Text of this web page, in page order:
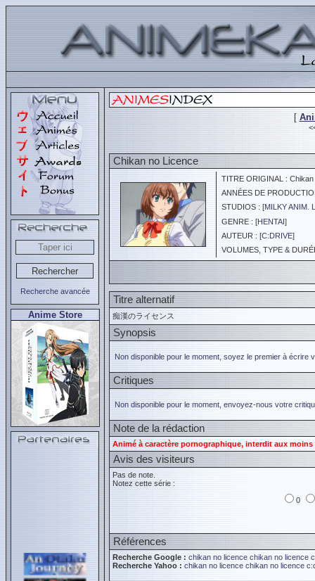
Recherche avancée
Anime Store
[
Chikan no Licence
TITRE ORIGINAL :
ANNÉES DE
STUDIOS : [MILKY ANIM.
GENRE : [HENTAI]
AUTEUR : [C:DRIVE]
VOLUMES, TYPE &
Titre alternatif
痴漢のライセンス
Synopsis
Non disponible pour le moment, soyez le premier à écrire
Critiques
Non disponible pour le moment, envoyez-nous votre
Note de la rédaction
Animé à caractère pornographique, interdit aux moins
Avis des visiteurs
Pas de note.
Notez cette série :
0
Références
Recherche Google : chikan no licence chikan no licence
Recherche Yahoo : chikan no licence chikan no licence